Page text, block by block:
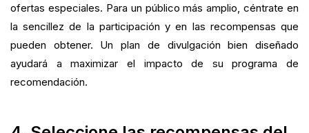
ofertas especiales. Para un público más amplio, céntrate en
la sencillez de la participación y en las recompensas que
pueden obtener. Un plan de divulgación bien diseñado
ayudará a maximizar el impacto de su programa de
recomendación.